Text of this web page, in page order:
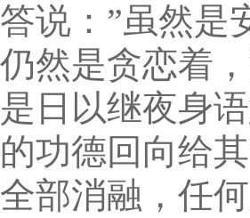
答说：”虽然是
仍然是贪恋着
是日以继夜身
的功德回向给
全部消融，任